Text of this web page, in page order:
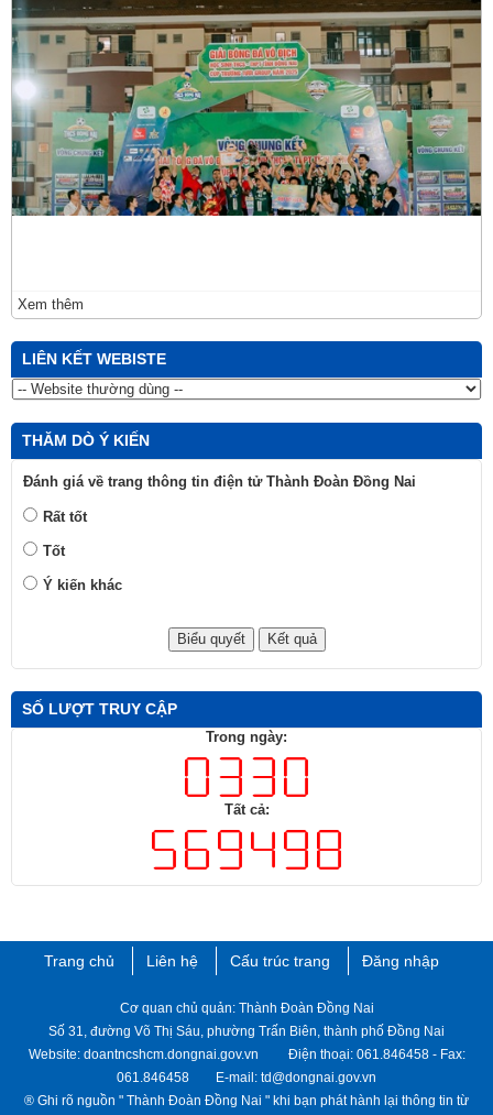
Xem thêm
LIÊN KẾT WEBISTE
THĂM DÒ Ý KIẾN
Đánh giá về trang thông tin điện tử Thành Đoàn Đồng Nai
Rất tốt
Tốt
Ý kiến khác
SỐ LƯỢT TRUY CẬP
Trong ngày:
Tất cả:
Trang chủ Liên hệ Cấu trúc trang Đăng nhập
Cơ quan chủ quản: Thành Đoàn Đồng Nai
Số 31, đường Võ Thị Sáu, phường Trấn Biên, thành phố Đồng Nai
Website: doantncshcm.dongnai.gov.vn Điện thoại: 061.846458 - Fax:
061.846458 E-mail: td@dongnai.gov.vn
® Ghi rõ nguồn " Thành ​Đoàn Đồng Nai " khi bạn phát hành lại thông tin từ